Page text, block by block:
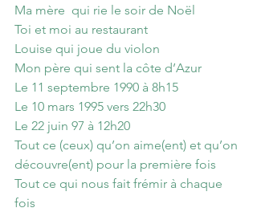
Ma mère  qui rie le soir de Noël
Toi et moi au restaurant
Louise qui joue du violon
Mon père qui sent la côte d’Azur
Le 11 septembre 1990 à 8h15
Le 10 mars 1995 vers 22h30
Le 22 juin 97 à 12h20
Tout ce (ceux) qu’on aime(ent) et qu’on
découvre(ent) pour la première fois
Tout ce qui nous fait frémir à chaque
fois